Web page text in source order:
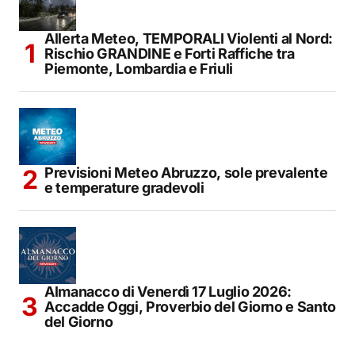
Allerta Meteo, TEMPORALI Violenti al Nord:
Rischio GRANDINE e Forti Raffiche tra
Piemonte, Lombardia e Friuli
Previsioni Meteo Abruzzo, sole prevalente
e temperature gradevoli
Almanacco di Venerdì 17 Luglio 2026:
Accadde Oggi, Proverbio del Giorno e Santo
del Giorno